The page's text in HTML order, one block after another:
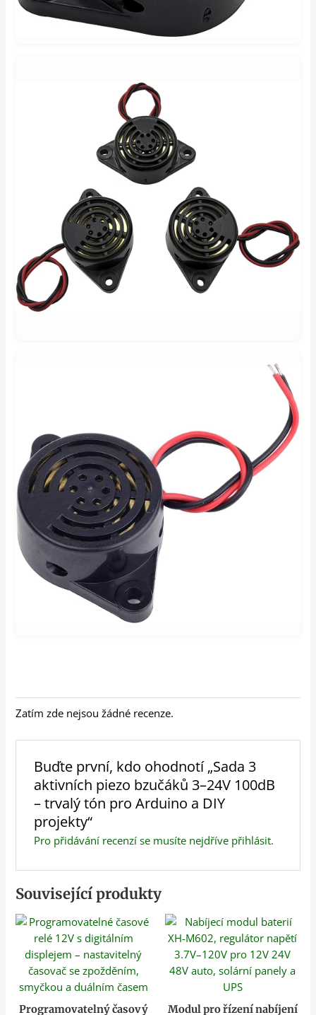
Zatím zde nejsou žádné recenze.
Buďte první, kdo ohodnotí „Sada 3
aktivních piezo bzučáků 3–24V 100dB
– trvalý tón pro Arduino a DIY
projekty“
Pro přidávání recenzí se musíte nejdříve přihlásit.
Související produkty
Programovatelný časový
Modul pro řízení nabíjení